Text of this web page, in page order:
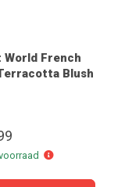
World French
Blush
Online